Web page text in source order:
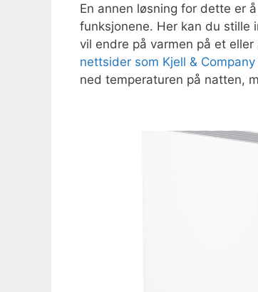
En annen løsning for dette er
funksjonene. Her kan du stille
vil endre på varmen på et eller
nettsider som Kjell &
ned temperaturen på natten,